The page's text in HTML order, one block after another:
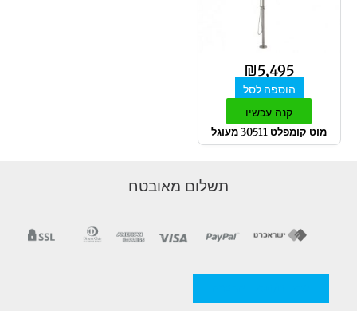
₪5,495
הוספה לסל
קנה עכשיו
מוט קומפלט 30511 מעוגל
תשלום מאובטח